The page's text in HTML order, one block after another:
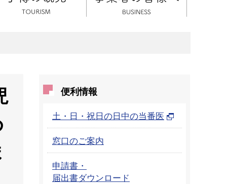
便利情報
土・日・祝日の日中の当番医
窓口のご案内
申請書・
届出書ダウンロード